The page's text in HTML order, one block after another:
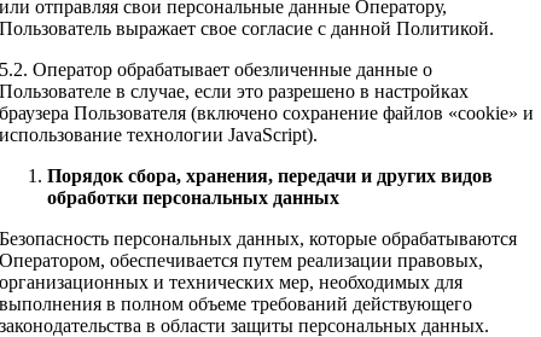
или отправляя свои персональные данные Оператору,
Пользователь выражает свое согласие с данной Политикой.
5.2. Оператор обрабатывает обезличенные данные о
Пользователе в случае, если это разрешено в настройках
браузера Пользователя (включено сохранение файлов «cookie» и
использование технологии JavaScript).
Порядок сбора, хранения, передачи и других видов
обработки персональных данных
Безопасность персональных данных, которые обрабатываются
Оператором, обеспечивается путем реализации правовых,
организационных и технических мер, необходимых для
выполнения в полном объеме требований действующего
законодательства в области защиты персональных данных.